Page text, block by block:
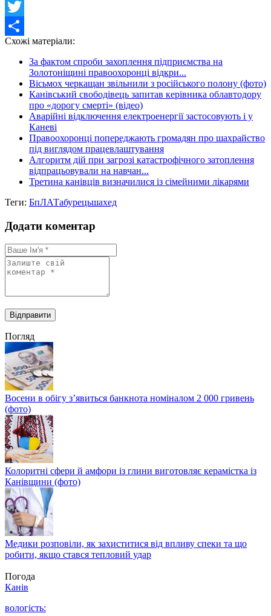
Facebook
Twitter
Share
Схожі матеріали:
За фактом спроби захоплення підприємства на
Золотоніщині правоохоронці відкри...
Вісьмох черкащан звільнили з російського полону (фото)
Канівський свободівець запитав керівника облавтодору
про «дорогу смерті» (відео)
Аварійні відключення електроенергії застосовують і у
Каневі
Правоохоронці попереджають громадян про шахрайство
під виглядом працевлаштування
Алгоритм дій при загрозі катастрофічного затоплення
відпрацьовували на навчан...
Третина канівців визначилися із сімейними лікарями
Теги: БпЛАТабурецьшахед
Додати коментар
Погляд
Восени в обігу з’явиться банкнота номіналом 2 000 гривень
(фото)
Колоритні сфери й амфори із глини виготовляє керамістка із
Канівщини (фото)
Медики розповіли, як захиститися від впливу спеки та що
робити, якщо стався тепловий удар
Погода
Канів
вологість: